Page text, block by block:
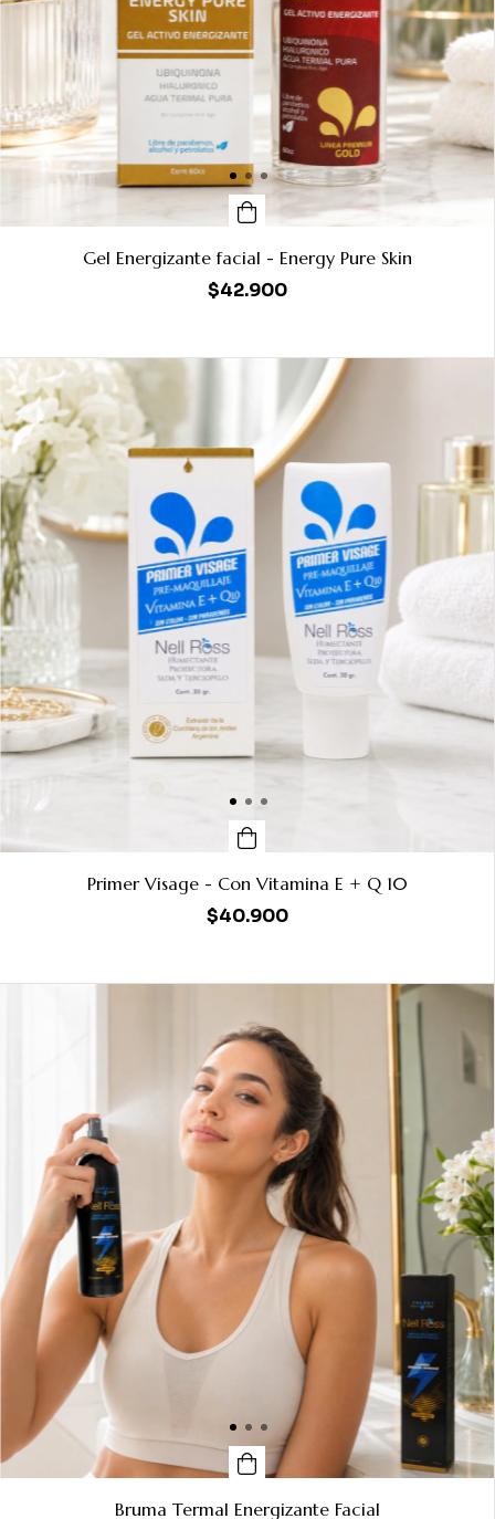
Gel Energizante facial - Energy Pure Skin
$42.900
Primer Visage - Con Vitamina E + Q 10
$40.900
Bruma Termal Energizante Facial